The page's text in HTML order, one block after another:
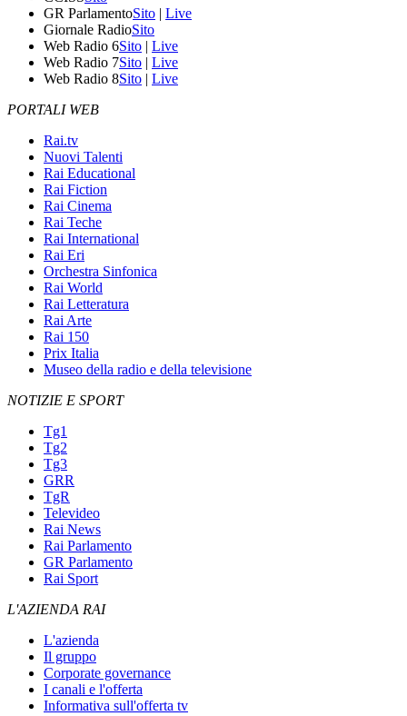
GR ParlamentoSito | Live
Giornale RadioSito
Web Radio 6Sito | Live
Web Radio 7Sito | Live
Web Radio 8Sito | Live
PORTALI WEB
Rai.tv
Nuovi Talenti
Rai Educational
Rai Fiction
Rai Cinema
Rai Teche
Rai International
Rai Eri
Orchestra Sinfonica
Rai World
Rai Letteratura
Rai Arte
Rai 150
Prix Italia
Museo della radio e della televisione
NOTIZIE E SPORT
Tg1
Tg2
Tg3
GRR
TgR
Televideo
Rai News
Rai Parlamento
GR Parlamento
Rai Sport
L'AZIENDA RAI
L'azienda
Il gruppo
Corporate governance
I canali e l'offerta
Informativa sull'offerta tv